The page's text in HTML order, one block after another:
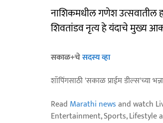
नाशिकमधील गणेश उत्सवातील
शिवतांडव नृत्य हे यंदाचे मुख्य
सकाळ+चेसदस्य व्हा
शॉपिंगसाठी 'सकाळ प्राईम डील्स'च्या
Read Marathi newsand watch
Entertainment, Sports, Lifestyle